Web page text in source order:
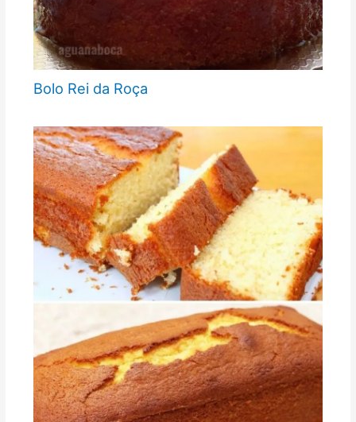
Bolo Rei da Roça